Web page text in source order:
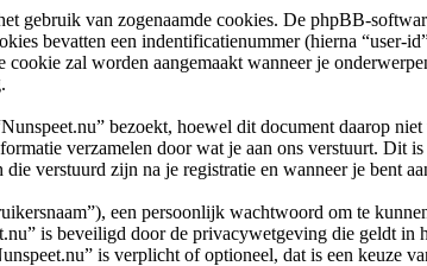
gebruik van zogenaamde cookies. De phpBB-
bevatten een indentificatienummer (hierna “user-
zal worden aangemaakt wanneer je
bezoekt, hoewel dit document daarop
verzamelen door wat je aan ons verstuurt. Dit
verstuurd zijn na je registratie en wanneer je bent
een persoonlijk wachtwoord om te
is beveiligd door de privacywetgeving die geldt
is verplicht of optioneel, dat is een keuze